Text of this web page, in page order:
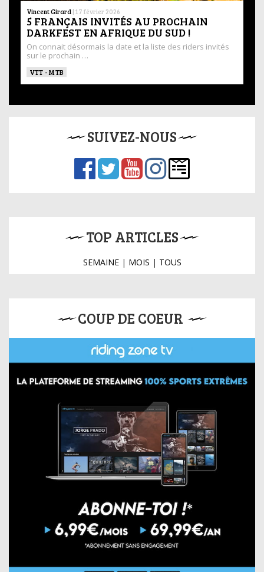
Vincent Girard | 17 février 2026
5 FRANÇAIS INVITÉS AU PROCHAIN
DARKFEST EN AFRIQUE DU SUD !
On connait désormais la date et la liste des riders invités
sur le prochain …
VTT - MTB
SUIVEZ-NOUS
TOP ARTICLES
SEMAINE| MOIS | TOUS
COUP DE COEUR